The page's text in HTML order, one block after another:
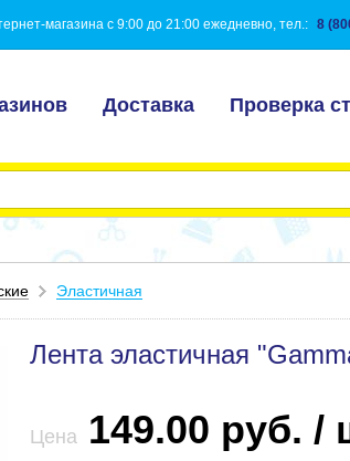
магазина с 9:00 до 21:00 ежедневно, тел.: 8
Доставка Проверка
Эластичная
Лента эластичная
Цена 149.00 руб. /